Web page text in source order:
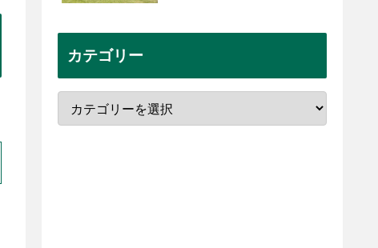
カテゴリー